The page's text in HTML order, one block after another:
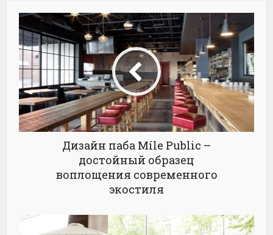
Дизайн паба Míle Public –
достойный образец
воплощения современного
экостиля